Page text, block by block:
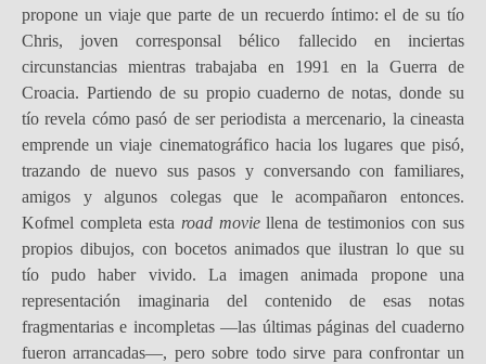
propone un viaje que parte de un recuerdo íntimo: el de su tío
Chris, joven corresponsal bélico fallecido en inciertas
circunstancias mientras trabajaba en 1991 en la Guerra de
Croacia. Partiendo de su propio cuaderno de notas, donde su
tío revela cómo pasó de ser periodista a mercenario, la cineasta
emprende un viaje cinematográfico hacia los lugares que pisó,
trazando de nuevo sus pasos y conversando con familiares,
amigos y algunos colegas que le acompañaron entonces.
Kofmel completa esta road moviellena de testimonios con sus
propios dibujos, con bocetos animados que ilustran lo que su
tío pudo haber vivido. La imagen animada propone una
representación imaginaria del contenido de esas notas
fragmentarias e incompletas —las últimas páginas del cuaderno
fueron arrancadas—, pero sobre todo sirve para confrontar un